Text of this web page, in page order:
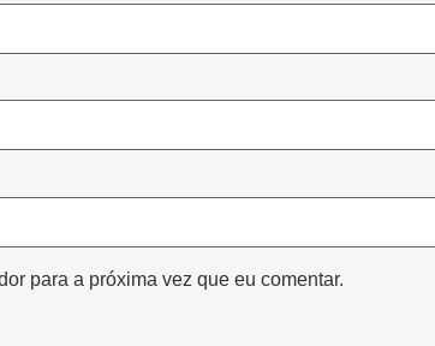
para a próxima vez que eu comentar.